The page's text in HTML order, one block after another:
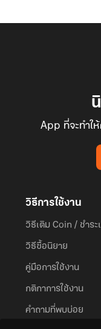
App ที่จะทำใ
วิธีการใช้งาน
วิธีเติม Coin / ชำระ
วิธีซื้อนิยาย
คู่มือการใช้งาน
กติกาการใช้งาน
คำถามที่พบบ่อย